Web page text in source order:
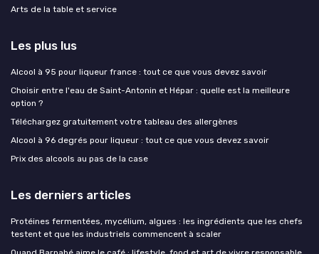
Arts de la table et service
Les plus lus
Alcool à 95 pour liqueur france : tout ce que vous devez savoir
Choisir entre l'eau de Saint-Antonin et Hépar : quelle est la meilleure
option ?
Téléchargez gratuitement votre tableau des allergènes
Alcool à 96 degrés pour liqueur : tout ce que vous devez savoir
Prix des alcools au pas de la case
Les derniers articles
Protéines fermentées, mycélium, algues : les ingrédients que les chefs
testent et que les industriels commencent à scaler